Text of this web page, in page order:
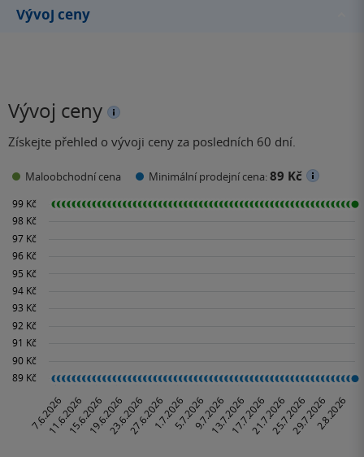
Vývoj ceny
Vývoj ceny
Získejte přehled o vývoji ceny za posledních 60 dní.
Maloobchodní cena Minimální prodejní cena:89 Kč